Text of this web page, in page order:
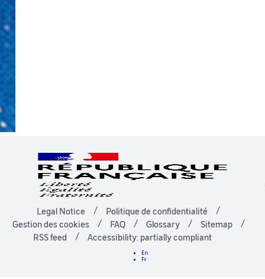
Legal Notice
Politique de confidentialité
Gestion des cookies
FAQ Glossary
Sitemap
RSS feed
Accessibility: partially compliant
En
Fr